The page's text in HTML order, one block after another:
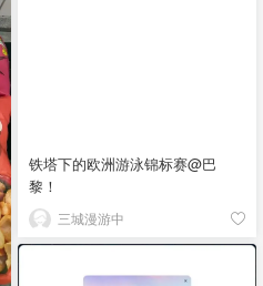
铁塔下的欧洲游泳锦标赛@巴
黎！
三城漫游中